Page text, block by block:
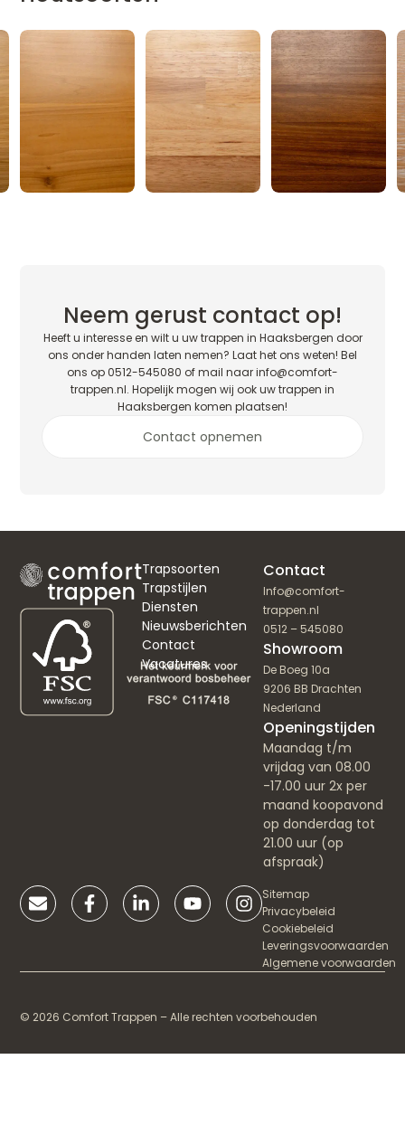
Neem gerust contact op!
Heeft u interesse en wilt u uw trappen in Haaksbergen door
ons onder handen laten nemen? Laat het ons weten! Bel
ons op 0512-545080 of mail naarinfo@comfort-
trappen.nl. Hopelijk mogen wij ook uw trappen in
Haaksbergen komen plaatsen!
Contact opnemen
Trapsoorten
Trapstijlen
Diensten
Nieuwsberichten
Contact
Vacatures
Contact
Info@comfort-
trappen.nl
0512 – 545080
Showroom
De Boeg 10a
9206 BB Drachten
Nederland
Openingstijden
Maandag t/m
vrijdag van 08.00
-17.00 uur 2x per
maand koopavond
op donderdag tot
21.00 uur (op
afspraak)
Sitemap
Privacybeleid
Cookiebeleid
Leveringsvoorwaarden
Algemene voorwaarden
© 2026 Comfort Trappen – Alle rechten voorbehouden